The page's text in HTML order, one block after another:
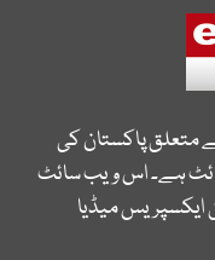
متعلق پاکستان کی
ہے۔ اس ویب سائٹ
ایکسپریس میڈیا